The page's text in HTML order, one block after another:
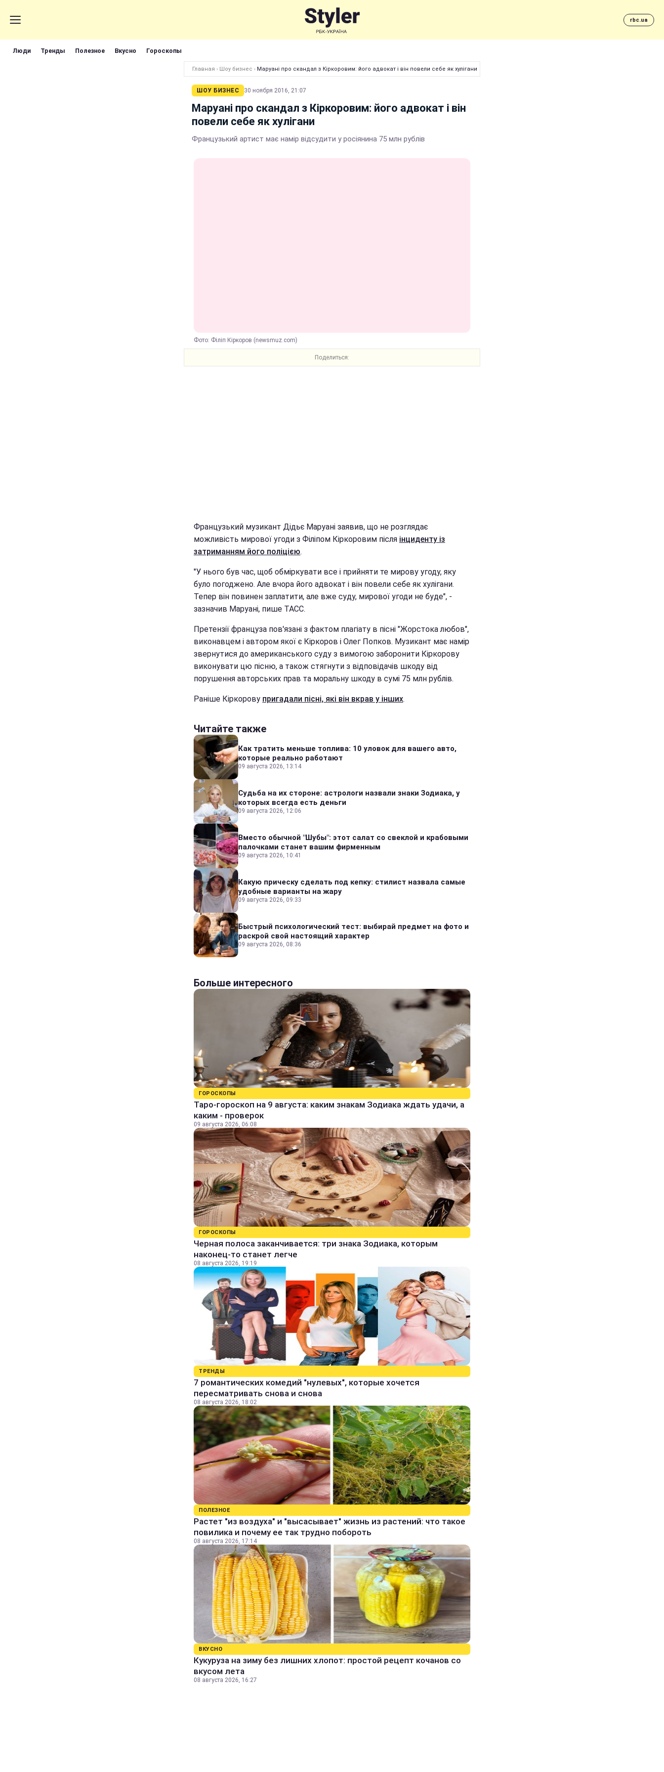
rbc.ua
Люди Тренды Полезное Вкусно Гороскопы
Главная › Шоу бизнес › Маруані про скандал з Кіркоровим: його адвокат і він повели себе як хулігани
ШОУ БИЗНЕС 30 ноября 2016, 21:07
Маруані про скандал з Кіркоровим: його адвокат і він
повели себе як хулігани
Французький артист має намір відсудити у росіянина 75 млн рублів
Фото: Філіп Кіркоров (newsmuz.com)
Поделиться:
Французький музикант Дідьє Маруані заявив, що не розглядає
можливість мирової угоди з Філіпом Кіркоровим після інциденту із
затриманням його поліцією.
"У нього був час, щоб обміркувати все і прийняти те мирову угоду, яку
було погоджено. Але вчора його адвокат і він повели себе як хулігани.
Тепер він повинен заплатити, але вже суду, мирової угоди не буде", -
зазначив Маруані, пише ТАСС.
Претензії француза пов'язані з фактом плагіату в пісні "Жорстока любов",
виконавцем і автором якої є Кіркоров і Олег Попков. Музикант має намір
звернутися до американського суду з вимогою заборонити Кіркорову
виконувати цю пісню, а також стягнути з відповідачів шкоду від
порушення авторських прав та моральну шкоду в сумі 75 млн рублів.
Раніше Кіркорову пригадали пісні, які він вкрав у інших.
Читайте также
Как тратить меньше топлива: 10 уловок для вашего авто,
которые реально работают
09 августа 2026, 13:14
Судьба на их стороне: астрологи назвали знаки Зодиака, у
которых всегда есть деньги
09 августа 2026, 12:06
Вместо обычной "Шубы": этот салат со свеклой и крабовыми
палочками станет вашим фирменным
09 августа 2026, 10:41
Какую прическу сделать под кепку: стилист назвала самые
удобные варианты на жару
09 августа 2026, 09:33
Быстрый психологический тест: выбирай предмет на фото и
раскрой свой настоящий характер
09 августа 2026, 08:36
Больше интересного
ГОРОСКОПЫ
Таро-гороскоп на 9 августа: каким знакам Зодиака ждать удачи, а
каким - проверок
09 августа 2026, 06:08
ГОРОСКОПЫ
Черная полоса заканчивается: три знака Зодиака, которым
наконец-то станет легче
08 августа 2026, 19:19
ТРЕНДЫ
7 романтических комедий "нулевых", которые хочется
пересматривать снова и снова
08 августа 2026, 18:02
ПОЛЕЗНОЕ
Растет "из воздуха" и "высасывает" жизнь из растений: что такое
повилика и почему ее так трудно побороть
08 августа 2026, 17:14
ВКУСНО
Кукуруза на зиму без лишних хлопот: простой рецепт кочанов со
вкусом лета
08 августа 2026, 16:27